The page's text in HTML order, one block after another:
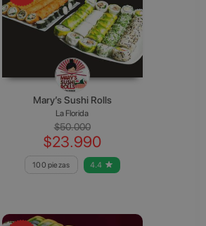
Mary’s Sushi Rolls
La Florida
$50.000
$23.990
100 piezas 4.4